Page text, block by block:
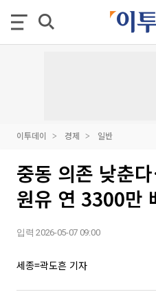
이투데이 경제 일반
중동 의존 낮춘
원유 연 3300만
입력 2026-05-07 09:00
세종=곽도흔 기자